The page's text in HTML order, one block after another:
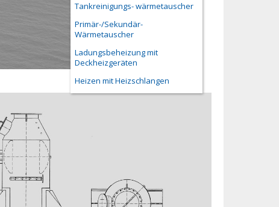
Tankreinigungs- wärmetauscher
Primär-/Sekundär-
Wärmetauscher
Ladungsbeheizung mit
Deckheizgeräten
Heizen mit Heizschlangen